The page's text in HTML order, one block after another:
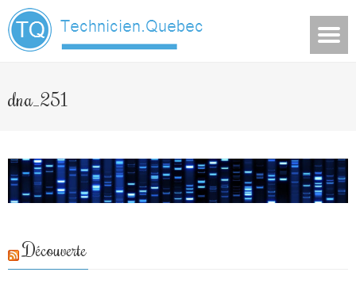
dna_251
Découverte